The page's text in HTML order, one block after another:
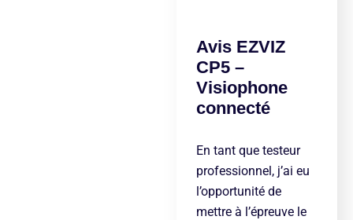
Avis EZVIZ
CP5 –
Visiophone
connecté
En tant que testeur
professionnel, j’ai eu
l’opportunité de
mettre à l’épreuve le